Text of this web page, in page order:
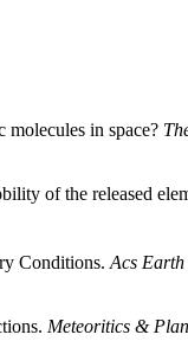
in space?
of the released
Conditions. Acs Earth
Meteoritics &